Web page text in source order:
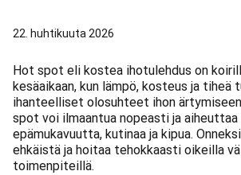
22. huhtikuuta 2026
Hot spot eli kostea ihotulehdus on
kesäaikaan, kun lämpö, kosteus ja tiheä
ihanteelliset olosuhteet ihon
spot voi ilmaantua nopeasti ja
epämukavuutta, kutinaa ja kipua.
ehkäistä ja hoitaa tehokkaasti oikeilla
toimenpiteillä.